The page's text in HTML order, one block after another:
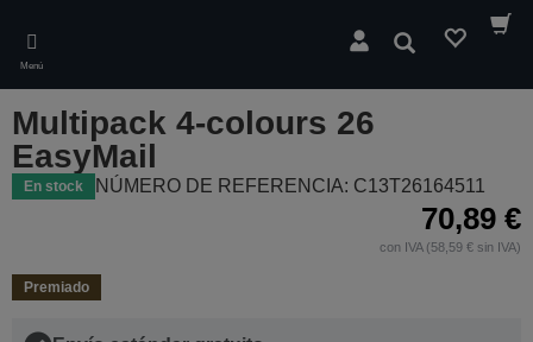
main
content
Menú
Buscar
Multipack 4-colours 26
EasyMail
En stock NÚMERO DE REFERENCIA: C13T26164511
70,89 €
con IVA (58,59 € sin IVA)
Premiado